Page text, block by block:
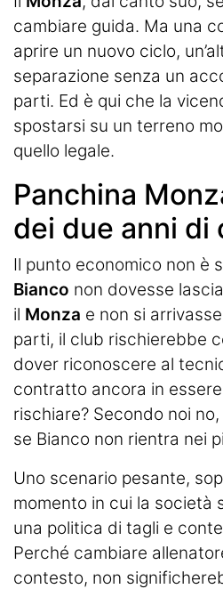
cambiare guida. Ma una
aprire un nuovo ciclo,
separazione senza un
parti. Ed è qui che la
spostarsi su un terreno
quello legale.
Panchina
dei due anni di
Il punto economico non è
Bianco non dovesse
il Monza e non si
parti, il club rischierebbe
dover riconoscere al
contratto ancora in
rischiare? Secondo noi
se Bianco non rientra nei
Uno scenario pesante,
momento in cui la società
una politica di tagli e
Perché cambiare
contesto, non